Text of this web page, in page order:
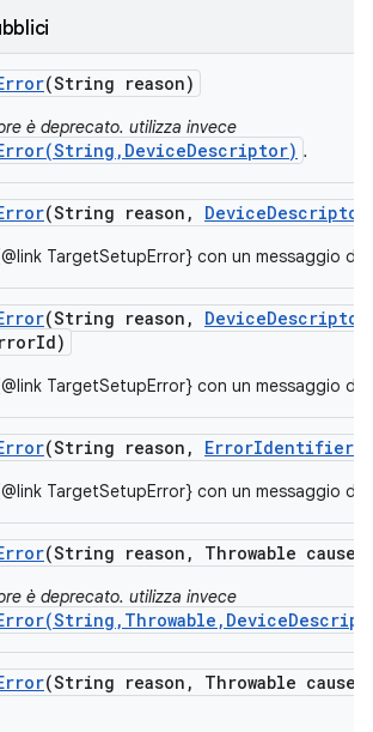
(String reason)
è deprecato. utilizza invece
.
(String reason , DeviceDescriptor
TargetSetupError} con un messaggio di
(String reason , DeviceDescriptor
Id)
TargetSetupError} con un messaggio di
(String reason , ErrorIdentifier
TargetSetupError} con un messaggio di
(String reason , Throwable cause)
è deprecato. utilizza invece
(String reason , Throwable cause